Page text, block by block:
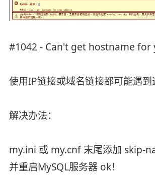
#1042 - Can't get hostname for
使用IP链接或域名链接都可能遇
解决办法：
my.ini 或 my.cnf 末尾添加 skip-
并重启MySQL服务器 ok！